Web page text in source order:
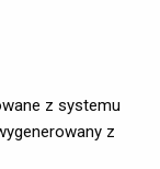
z systemu
z